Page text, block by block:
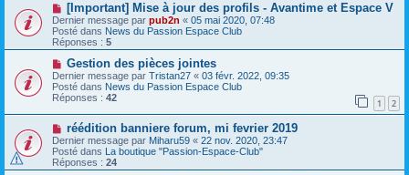
[Important] Mise à jour des profils - Avantime et Espace V
Dernier message par pub2n « 05 mai 2020, 07:48
Posté dans News du Passion Espace Club
Réponses : 5
Gestion des pièces jointes
Dernier message par Tristan27 « 03 févr. 2022, 09:35
Posté dans News du Passion Espace Club
Réponses : 42 1 2
réédition banniere forum, mi fevrier 2019
Dernier message par Miharu59 « 22 nov. 2020, 23:47
Posté dans La boutique "Passion-Espace-Club"
Réponses : 24